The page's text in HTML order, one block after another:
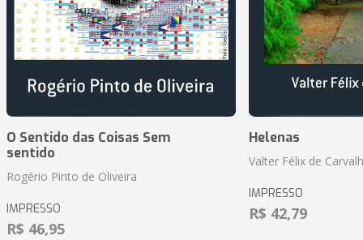
O Sentido das Coisas Sem
sentido
Rogério Pinto de Oliveira
IMPRESSO
R$ 46,95
Helenas
Valter Félix de
IMPRESSO
R$ 42,79